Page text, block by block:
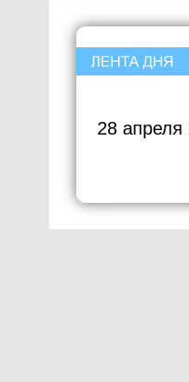
28 апреля